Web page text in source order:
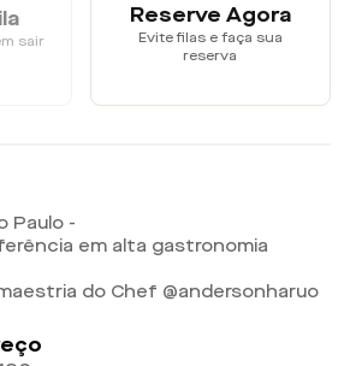
sair
Reserve Agora
Evite filas e faça sua
reserva
Paulo -
em alta gastronomia
do Chef @andersonharuo